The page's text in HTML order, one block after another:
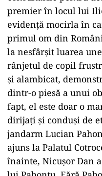
premier în locul lui
evidență mocirla în
primul om din
la nesfârșit luarea
rânjetul de copil
și alambicat,
dintr-o piesă a unui
fapt, el este doar o
dirijați și conduși de
jandarm Lucian
ajuns la Palatul
înainte, Nicușor Dan